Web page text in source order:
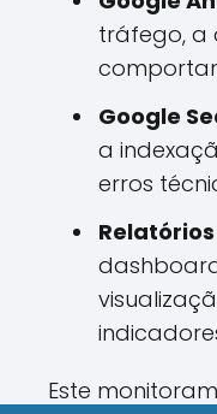
tráfego, a
Google
a
erros
Este